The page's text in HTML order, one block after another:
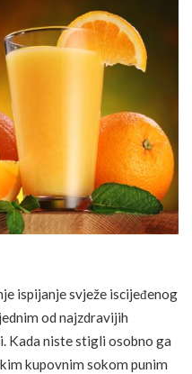
ispijanje svježe iscijeđenog
od najzdravijih
Kada niste stigli osobno ga
kupovnim sokom punim